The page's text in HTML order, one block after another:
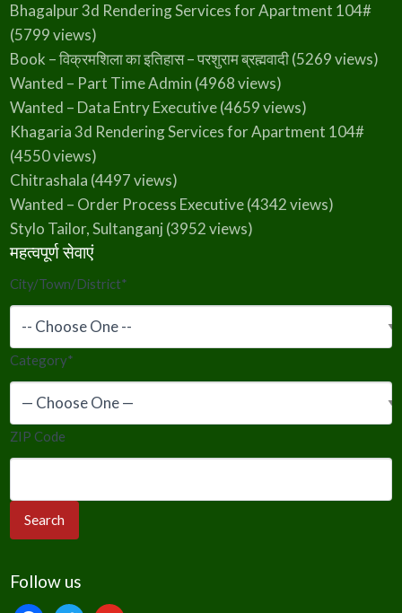
Bhagalpur 3d Rendering Services for Apartment 104#
(5799 views)
Book – विक्रमशिला का इतिहास – परशुराम ब्रह्मवादी(5269 views)
Wanted – Part Time Admin (4968 views)
Wanted – Data Entry Executive(4659 views)
Khagaria 3d Rendering Services for Apartment 104#
(4550 views)
Chitrashala (4497 views)
Wanted – Order Process Executive(4342 views)
Stylo Tailor, Sultanganj (3952 views)
महत्वपूर्ण सेवाएं
City/Town/District*
Category*
ZIP Code
Follow us